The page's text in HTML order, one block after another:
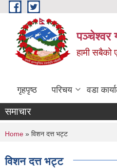
Skip to main content
पञ्चेश्वर
हामी सबैको
गृहपृष्ठ परिचय वडा
समाचार
You are here
Home » विशन दत्त भट्ट
विशन दत्त भट्ट